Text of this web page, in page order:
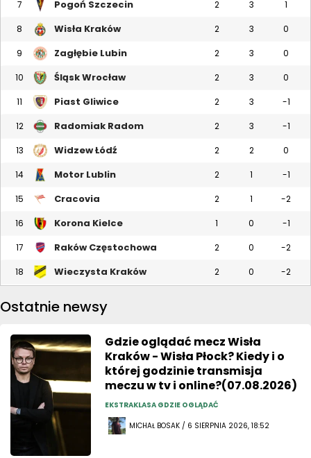
7 Pogoń Szczecin 2 3 1
8 Wisła Kraków 2 3 0
9 Zagłębie Lubin 2 3 0
10 Śląsk Wrocław 2 3 0
11 Piast Gliwice 2 3 -1
12 Radomiak Radom 2 3 -1
13 Widzew Łódź 2 2 0
14 Motor Lublin 2 1 -1
15 Cracovia 2 1 -2
16 Korona Kielce 1 0 -1
17 Raków Częstochowa 2 0 -2
18 Wieczysta Kraków 2 0 -2
Ostatnie newsy
Gdzie oglądać mecz Wisła
Kraków - Wisła Płock? Kiedy i o
której godzinie transmisja
meczu w tv i online?(07.08.2026)
EKSTRAKLASA GDZIE OGLĄDAĆ
MICHAŁ BOSAK / 6 SIERPNIA 2026, 18:52